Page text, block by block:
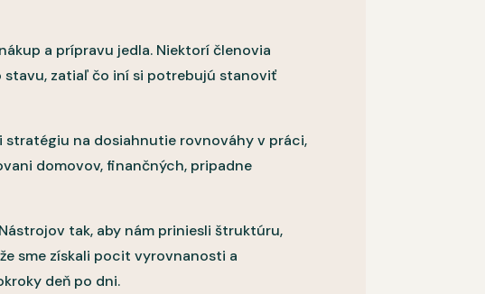
a prípravu jedla. Niektorí členovia
zatiaľ čo iní si potrebujú stanoviť
stratégiu na dosiahnutie rovnováhy v práci,
domovov, finančných, pripadne
tak, aby nám priniesli štruktúru,
sme získali pocit vyrovnanosti a
deň po dni.